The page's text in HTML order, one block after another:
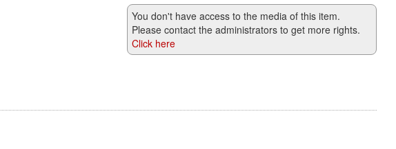
You don't have access to the media of this item.
Please contact the administrators to get more rights.
Click here